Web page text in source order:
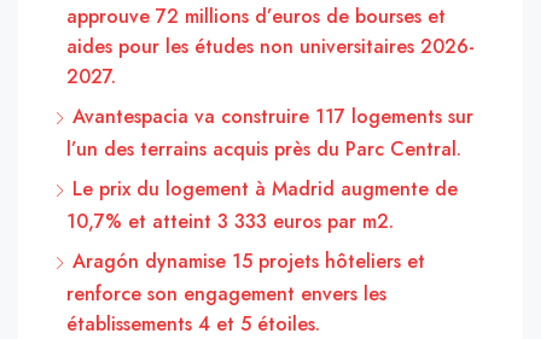
approuve 72 millions d’euros de bourses et
aides pour les études non universitaires 2026-
2027.
Avantespacia va construire 117 logements sur
l’un des terrains acquis près du Parc Central.
Le prix du logement à Madrid augmente de
10,7% et atteint 3 333 euros par m2.
Aragón dynamise 15 projets hôteliers et
renforce son engagement envers les
établissements 4 et 5 étoiles.